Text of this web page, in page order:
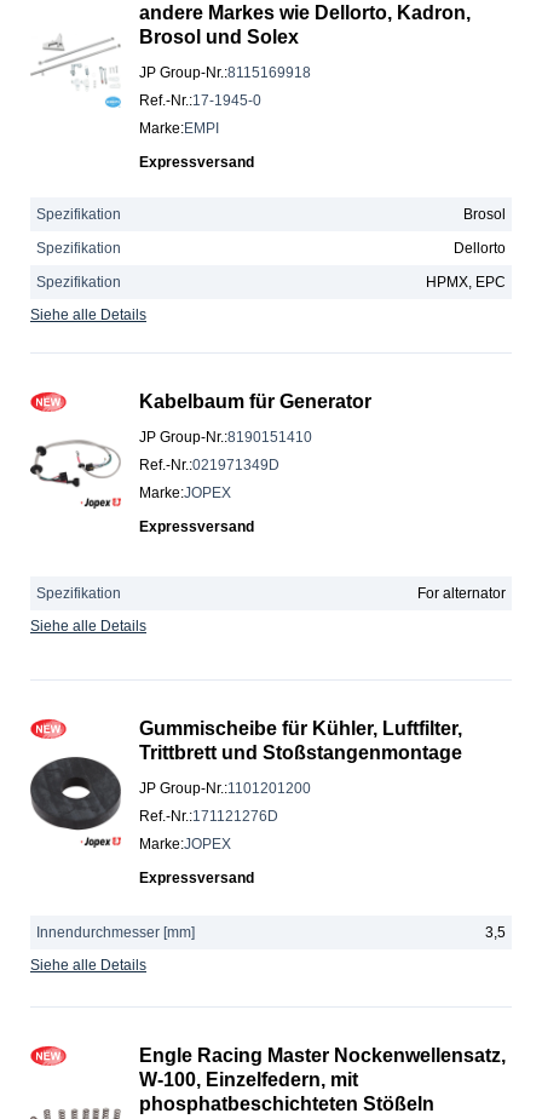
andere Markes wie Dellorto, Kadron,
Brosol und Solex
JP Group-Nr.:8115169918
Ref.-Nr.:17-1945-0
Marke:EMPI
Expressversand
Spezifikation
Brosol
Spezifikation
Dellorto
Spezifikation
HPMX, EPC
Siehe alle Details
Kabelbaum für Generator
JP Group-Nr.:8190151410
Ref.-Nr.:021971349D
Marke:JOPEX
Expressversand
Spezifikation
For alternator
Siehe alle Details
Gummischeibe für Kühler, Luftfilter,
Trittbrett und Stoßstangenmontage
JP Group-Nr.:1101201200
Ref.-Nr.:171121276D
Marke:JOPEX
Expressversand
Innendurchmesser [mm]
3,5
Siehe alle Details
Engle Racing Master Nockenwellensatz,
W-100, Einzelfedern, mit
phosphatbeschichteten Stößeln